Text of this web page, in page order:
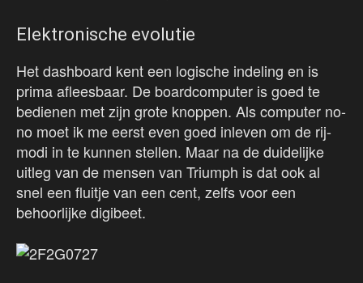
Elektronische evolutie
Het dashboard kent een logische indeling en is
prima afleesbaar. De boardcomputer is goed te
bedienen met zijn grote knoppen. Als computer no-
no moet ik me eerst even goed inleven om de rij-
modi in te kunnen stellen. Maar na de duidelijke
uitleg van de mensen van Triumph is dat ook al
snel een fluitje van een cent, zelfs voor een
behoorlijke digibeet.